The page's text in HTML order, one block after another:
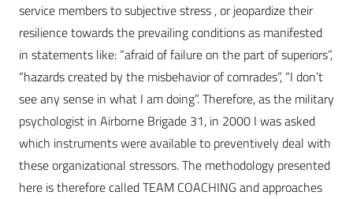
service members to subjective stress , or jeopardize their
resilience towards the prevailing conditions as manifested
in statements like: “afraid of failure on the part of superiors”,
“hazards created by the misbehavior of comrades”, “I don’t
see any sense in what I am doing”. Therefore, as the military
psychologist in Airborne Brigade 31, in 2000 I was asked
which instruments were available to preventively deal with
these organizational stressors. The methodology presented
here is therefore called TEAM COACHING and approaches